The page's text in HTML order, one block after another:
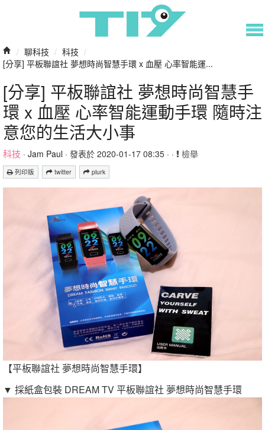
/ 聊科技 / 科技 /
[分享] 平板聯誼社 夢想時尚智慧手環 x 血壓 心率智能運...
[分享] 平板聯誼社 夢想時尚智慧手
環 x 血壓 心率智能運動手環 隨時注
意您的生活大小事
科技 · Jam Paul · 發表於 2020-01-17 08:35 · · 檢舉
列印版 twitter plurk
【平板聯誼社 夢想時尚智慧手環】
▼ 採紙盒包裝 DREAM TV 平板聯誼社 夢想時尚智慧手環